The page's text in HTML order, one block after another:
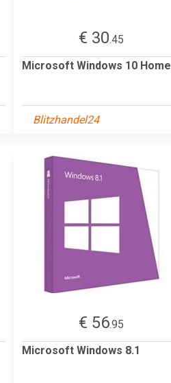
€ 30.45
Microsoft Windows 10 Home
Blitzhandel24
€ 56.95
Microsoft Windows 8.1